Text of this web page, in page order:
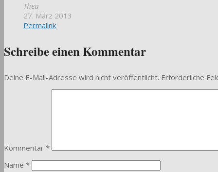
Thea
27. März 2013
Permalink
Schreibe einen Kommentar
Deine E-Mail-Adresse wird nicht veröffentlicht. Erforderliche
Kommentar *
Name *